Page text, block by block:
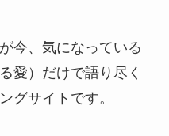
今、気になっている
愛）だけで語り尽く
グサイトです。